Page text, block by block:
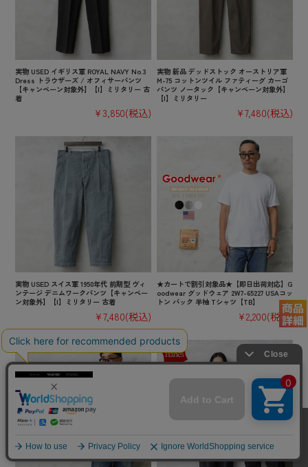
実物 USED イギリス軍 ROYAL NAVY No.3
Dress トラウザーズ / オフィサーパンツ
【キャンペーン対象外】【I】ミリタリー 古
着
¥3,850(税込)
実物 新品 デッドストック オーストリア軍
M-75 コットンツイル ファティーグ カーゴ
パンツ ノータック【キャンペーン対象外】
【I】ミリタリー
¥7,480(税込)
実物 USED スイス軍 1950年代 前期型 ヴィ
ンテージ デニムワークパンツ【キャンペー
ン対象外】【I】ミリタリー 古着
¥7,480(税込)
★カートで割引対象品★【即日出荷対応】G
oodwear グッドウェア 2W7-65227 USAコッ
トン パック 半袖 Tシャツ【TB】
¥2,200(税込)